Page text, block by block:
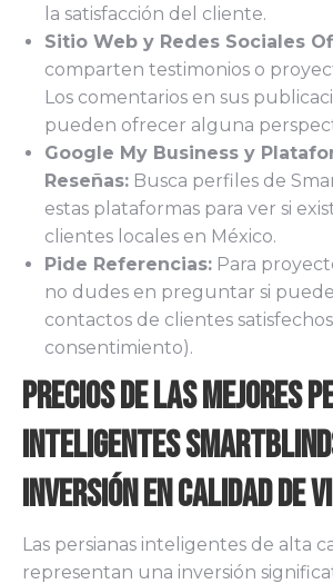
la satisfacción del cliente.
Sitio Web y Redes Sociales
comparten testimonios o
Los comentarios en sus
pueden ofrecer alguna
Google My Business y
Reseñas: Busca perfiles de
estas plataformas para ver si
clientes locales en México.
Pide Referencias: Para
no dudes en preguntar si
contactos de clientes
consentimiento).
Precios de las Mejores
Inteligentes
Inversión en Calidad de
Las persianas inteligentes de alta
representan una inversión